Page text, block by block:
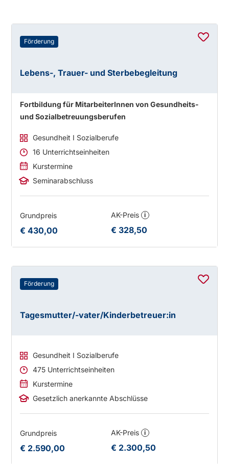
Förderung
Lebens-, Trauer- und Sterbebegleitung
Fortbildung für MitarbeiterInnen von Gesundheits-
und Sozialbetreuungsberufen
Gesundheit I Sozialberufe
16 Unterrichtseinheiten
Kurstermine
Seminarabschluss
Grundpreis
€ 430,00
AK-Preis i
€ 328,50
Förderung
Tagesmutter/-vater/Kinderbetreuer:in
Gesundheit I Sozialberufe
475 Unterrichtseinheiten
Kurstermine
Gesetzlich anerkannte Abschlüsse
Grundpreis
€ 2.590,00
AK-Preis i
€ 2.300,50